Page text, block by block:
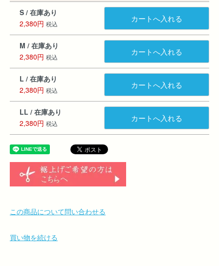
S / 在庫あり
2,380円 税込
カートへ入れる
M / 在庫あり
2,380円 税込
カートへ入れる
L / 在庫あり
2,380円 税込
カートへ入れる
LL / 在庫あり
2,380円 税込
カートへ入れる
この商品について問い合わせる
買い物を続ける